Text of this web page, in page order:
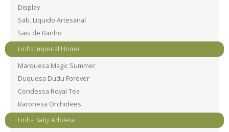
Display
Sab. Liquido Artesanal
Sais de Banho
Linha Imperial Home
Marquesa Magic Summer
Duquesa Dudu Forever
Condessa Royal Tea
Baronesa Orchidees
Linha Baby Adoleta